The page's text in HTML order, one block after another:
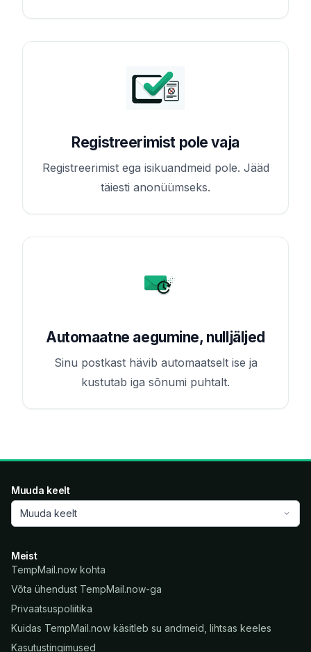
Registreerimist pole vaja
Registreerimist ega isikuandmeid pole. Jääd
täiesti anonüümseks.
Automaatne aegumine, nulljäljed
Sinu postkast hävib automaatselt ise ja
kustutab iga sõnumi puhtalt.
Muuda keelt
Muuda keelt
Meist
TempMail.now kohta
Võta ühendust TempMail.now-ga
Privaatsuspoliitika
Kuidas TempMail.now käsitleb su andmeid, lihtsas keeles
Kasutustingimused